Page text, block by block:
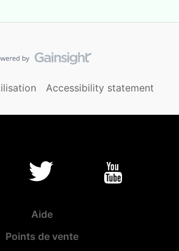
Accessibility statement
Aide
Points de vente